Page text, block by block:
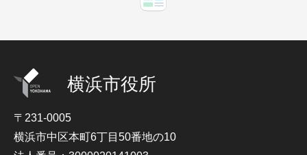
横浜市役所
〒231-0005
横浜市中区本町6丁目50番地の10